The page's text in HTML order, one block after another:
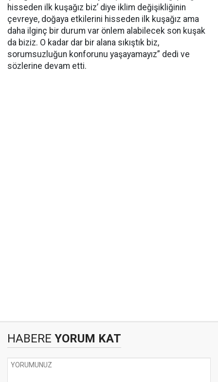
hisseden ilk kuşağız biz’ diye iklim değişikliğinin
çevreye, doğaya etkilerini hisseden ilk kuşağız ama
daha ilginç bir durum var önlem alabilecek son kuşak
da biziz. O kadar dar bir alana sıkıştık biz,
sorumsuzluğun konforunu yaşayamayız” dedi ve
sözlerine devam etti.
HABERE YORUM KAT